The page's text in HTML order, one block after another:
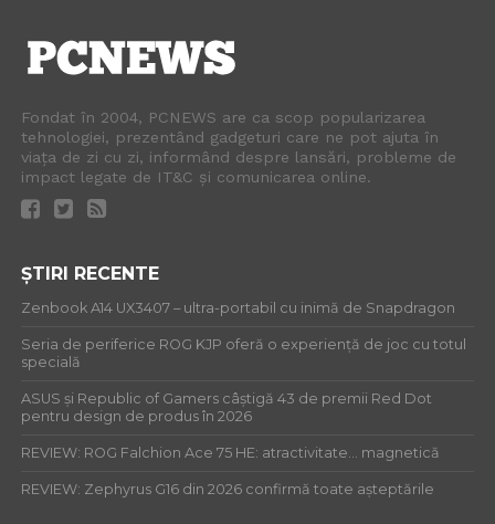
Fondat în 2004, PCNEWS are ca scop popularizarea
tehnologiei, prezentând gadgeturi care ne pot ajuta în
viața de zi cu zi, informând despre lansări, probleme de
impact legate de IT&C și comunicarea online.
ȘTIRI RECENTE
Zenbook A14 UX3407 – ultra-portabil cu inimă de Snapdragon
Seria de periferice ROG KJP oferă o experiență de joc cu totul
specială
ASUS și Republic of Gamers câștigă 43 de premii Red Dot
pentru design de produs în 2026
REVIEW: ROG Falchion Ace 75 HE: atractivitate… magnetică
REVIEW: Zephyrus G16 din 2026 confirmă toate așteptările